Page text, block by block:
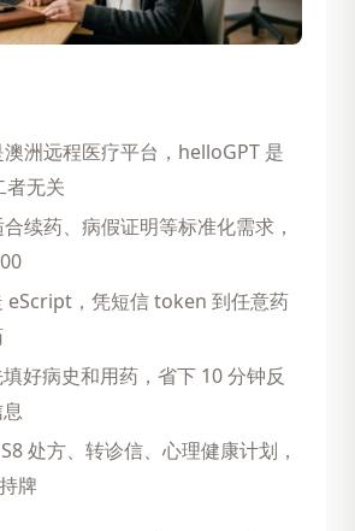
洲远程医疗平台，helloGPT 是
者无关
续药、病假证明等标准化需求，
eScript，凭短信 token 到任意药
好病史和用药，省下 10 分钟反
处方、转诊信、心理健康计划，
牌